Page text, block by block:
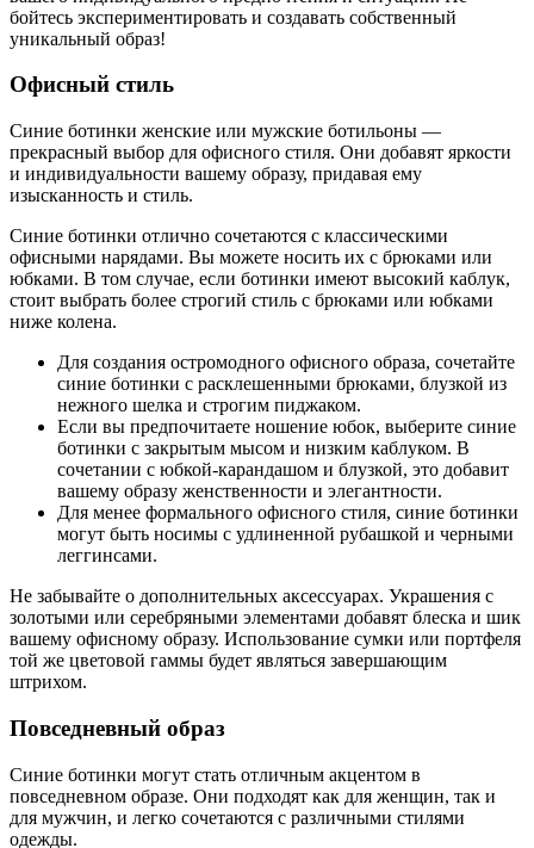
бойтесь экспериментировать и создавать собственный
уникальный образ!
Офисный стиль
Синие ботинки женские или мужские ботильоны —
прекрасный выбор для офисного стиля. Они добавят яркости
и индивидуальности вашему образу, придавая ему
изысканность и стиль.
Синие ботинки отлично сочетаются с классическими
офисными нарядами. Вы можете носить их с брюками или
юбками. В том случае, если ботинки имеют высокий каблук,
стоит выбрать более строгий стиль с брюками или юбками
ниже колена.
Для создания остромодного офисного образа, сочетайте
синие ботинки с расклешенными брюками, блузкой из
нежного шелка и строгим пиджаком.
Если вы предпочитаете ношение юбок, выберите синие
ботинки с закрытым мысом и низким каблуком. В
сочетании с юбкой-карандашом и блузкой, это добавит
вашему образу женственности и элегантности.
Для менее формального офисного стиля, синие ботинки
могут быть носимы с удлиненной рубашкой и черными
леггинсами.
Не забывайте о дополнительных аксессуарах. Украшения с
золотыми или серебряными элементами добавят блеска и шик
вашему офисному образу. Использование сумки или портфеля
той же цветовой гаммы будет являться завершающим
штрихом.
Повседневный образ
Синие ботинки могут стать отличным акцентом в
повседневном образе. Они подходят как для женщин, так и
для мужчин, и легко сочетаются с различными стилями
одежды.